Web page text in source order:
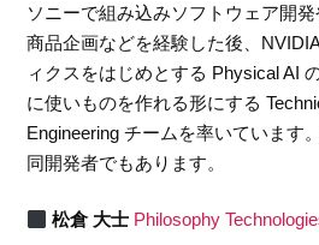
ソニーで組み込みソフトウェア開
商品企画などを経験した後、
ィクスをはじめとする Physical AI
に使いものを作れる形にする
Engineering チームを率いています
同開発者でもあります。
松倉 大士 Philosophy